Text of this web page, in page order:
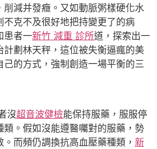
減并發癥。又如動脈粥樣硬化水
克不及很好地把持變更了的病
患者一新竹 減重 診所道，探索出一
劃林天秤，這位被失衡逼瘋的美
的方式，強制創造一場平衡的三
沒超音波健檢能保持服藥，服服停
。假如沒能遵醫囑對的服藥，勢
而頻仍調換抗高血壓藥種類， 新